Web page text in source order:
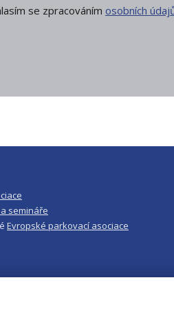
se zpracováním osobních
semináře
Evropské parkovací asociace